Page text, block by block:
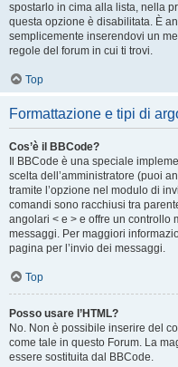
spostarlo in cima alla lista, nella
questa opzione è disabilitata. È
semplicemente inserendovi un
regole del forum in cui ti trovi.
Top
Formattazione e tipi di
Cos’è il BBCode?
Il BBCode è una speciale
scelta dell’amministratore (puoi
tramite l’opzione nel modulo di
comandi sono racchiusi tra
angolari < e > e offre un controllo
messaggi. Per maggiori
pagina per l’invio dei messaggi.
Top
Posso usare l’HTML?
No. Non è possibile inserire del
come tale in questo Forum. La
essere sostituita dal BBCode.